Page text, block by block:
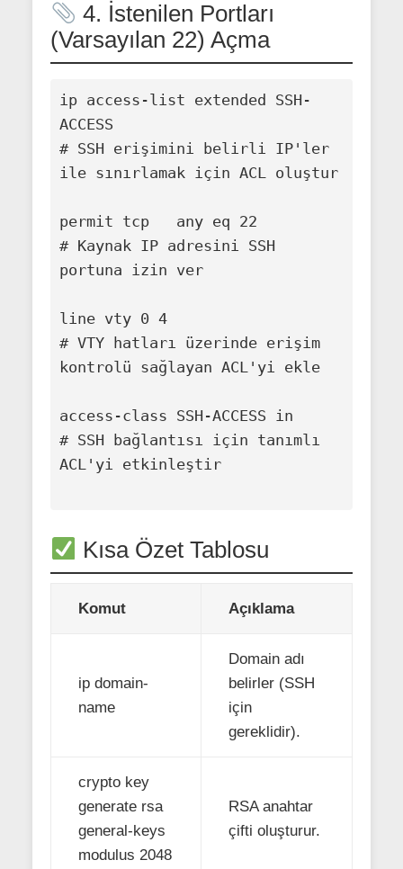
4. İstenilen Portları
(Varsayılan 22) Açma
ip access-list extended SSH-
ACCESS
# SSH erişimini belirli IP'ler
ile sınırlamak için ACL oluştur
permit tcp
any eq 22
# Kaynak IP adresini SSH
portuna izin ver
line vty 0 4
# VTY hatları üzerinde erişim
kontrolü sağlayan ACL'yi ekle
access-class SSH-ACCESS in
# SSH bağlantısı için tanımlı
ACL'yi etkinleştir
Kısa Özet Tablosu
Komut Açıklama
ip domain-
name
Domain adı
belirler (SSH
için
gereklidir).
crypto key
generate rsa
general-keys
modulus 2048
RSA anahtar
çifti oluşturur.